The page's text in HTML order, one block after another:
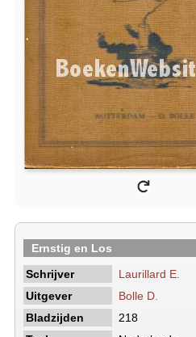
Ernstig en Los
Schrijver
Laurillard E.
Uitgever
Bolle D.
Bladzijden
218